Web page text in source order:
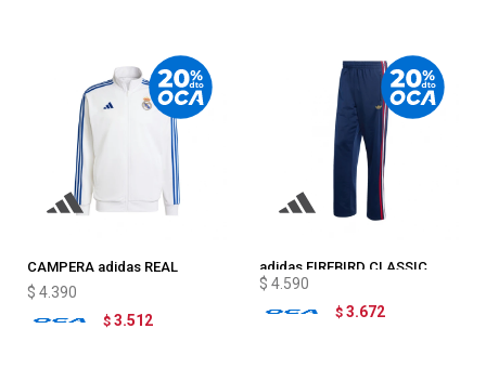
CAMPERA adidas REAL
MADRID DNA
$ 4.390
$ 3.512
adidas FIREBIRD CLASSIC
$ 4.590
$ 3.672